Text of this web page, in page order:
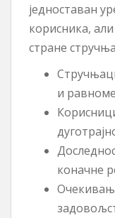
једноставан
корисника,
стране
и
коначне